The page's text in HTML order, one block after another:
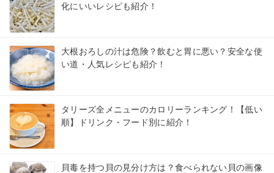
化にいいレシピも紹介！
大根おろしの汁は危険？飲むと胃に悪い？安全な使
い道・人気レシピも紹介！
タリーズ全メニューのカロリーランキング！【低い
順】ドリンク・フード別に紹介！
貝毒を持つ貝の見分け方は？食べられない貝の画像